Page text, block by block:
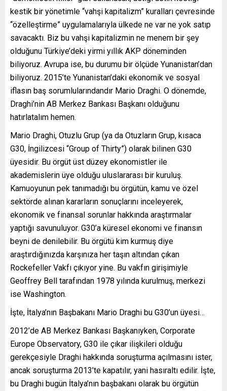
kestik bir yönetimle “vahşi kapitalizm” kuralları çevresinde
“özelleştirme” uygulamalarıyla ülkede ne var ne yok satıp
savacaktı. Biz bu vahşi kapitalizmin ne menem bir şey
olduğunu Türkiye’deki yirmi yıllık AKP döneminden
biliyoruz. Avrupa ise, bu durumu bir ölçüde Yunanistan’dan
biliyoruz. 2015’te Yunanistan’daki ekonomik ve sosyal
iflasın baş sorumlularındandır Mario Draghi. O dönemde,
Draghi’nin AB Merkez Bankası Başkanı olduğunu
hatırlatalım hemen.
Mario Draghi, Otuzlu Grup (ya da Otuzların Grup, kısaca
G30, İngilizcesi “Group of Thirty”) olarak bilinen G30
üyesidir. Bu örgüt üst düzey ekonomistler ile
akademislerin üye olduğu uluslararası bir kuruluş.
Kamuoyunun pek tanımadığı bu örgütün, kamu ve özel
sektörde alınan kararların sonuçlarını inceleyerek,
ekonomik ve finansal sorunlar hakkında araştırmalar
yaptığı savunuluyor. G30’a küresel ekonomi ve finansın
beyni de denilebilir. Bu örgütü kim kurmuş diye
araştırdığınızda karşınıza her taşın altından çıkan
Rockefeller Vakfı çıkıyor yine. Bu vakfın girişimiyle
Geoffrey Bell tarafından 1978 yılında kurulmuş, merkezi
ise Washington.
İşte, İtalya’nın Başbakanı Mario Draghi bu G30’un üyesi…
2012’de AB Merkez Bankası Başkanıyken, Corporate
Europe Observatory, G30 ile çıkar ilişkileri olduğu
gerekçesiyle Draghi hakkında soruşturma açılmasını ister,
ancak soruşturma 2013’te kapatılır, yani hasıraltı edilir. İşte,
bu Draghi bugün İtalya’nın başbakanı olarak bu örgütün